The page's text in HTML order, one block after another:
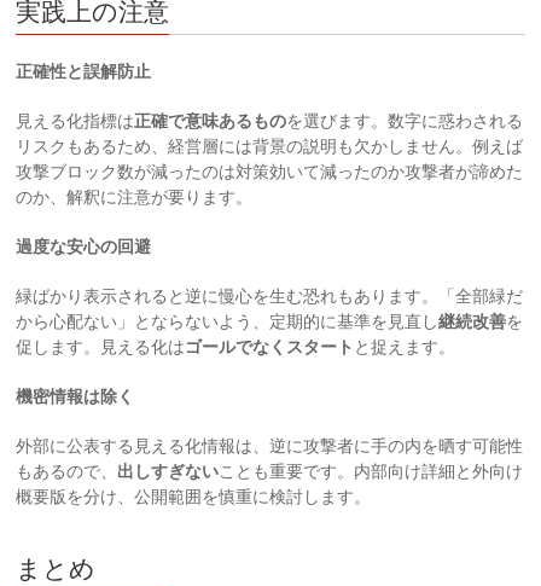
実践上の注意
正確性と誤解防止
見える化指標は正確で意味あるものを選びます。数字に惑わされる
リスクもあるため、経営層には背景の説明も欠かしません。例えば
攻撃ブロック数が減ったのは対策効いて減ったのか攻撃者が諦めた
のか、解釈に注意が要ります。
過度な安心の回避
緑ばかり表示されると逆に慢心を生む恐れもあります。「全部緑だ
から心配ない」とならないよう、定期的に基準を見直し継続改善を
促します。見える化はゴールでなくスタート と捉えます。
機密情報は除く
外部に公表する見える化情報は、逆に攻撃者に手の内を晒す可能性
もあるので、 出しすぎないことも重要です。内部向け詳細と外向け
概要版を分け、公開範囲を慎重に検討します。
まとめ